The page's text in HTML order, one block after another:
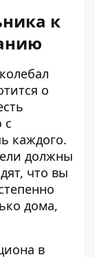
к
о
с
каждого.
должны
что вы
дома,
в